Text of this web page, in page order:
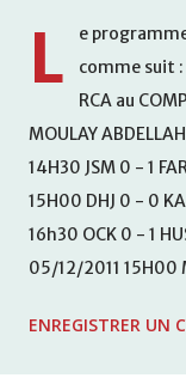
L
e
comme suit :
RCA au
MOULAY
14H30 JSM 0 - 1
15H00 DHJ 0 - 0
16h30 OCK 0 - 1
05/12/2011 15H00
KHEMISET Mardi
ENREGISTRER UN